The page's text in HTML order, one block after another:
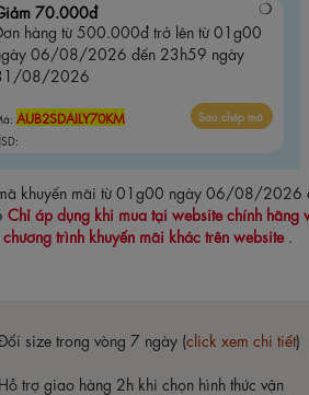
70.000đ
hàng từ 500.000đ trở lên từ 01g00
06/08/2026 đến 23h59 ngày
08/2026
AUB2SDAILY70KM Sao chép mã
khuyến mãi từ 01g00 ngày 06/08/2026
Chỉ áp dụng khi mua tại website chính hãng
trình khuyến mãi khác trên website
size trong vòng 7 ngày (click xem chi tiết)
Hỗ trợ giao hàng 2h khi chọn hình thức vận